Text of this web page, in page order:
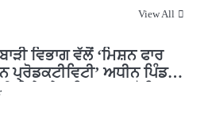
View All
ਜਾਗਰੂਕਤਾ
ਵਿਭਾਗ ਵੱਲੋਂ ‘ਮਿਸ਼ਨ ਫਾਰ
ਪ੍ਰੋਡਕਟੀਵਿਟੀ’ ਅਧੀਨ ਪਿੰਡ
ਵਿਖੇ ‘ਖੇਤ ਦਿਵਸ’ ਆਯੋਜਿਤ